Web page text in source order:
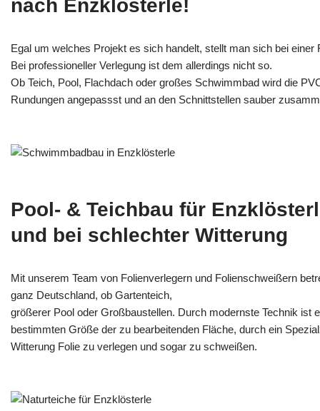
nach Enzklösterle!
Egal um welches Projekt es sich handelt, stellt man sich bei einer
Bei professioneller Verlegung ist dem allerdings nicht so.
Ob Teich, Pool, Flachdach oder großes Schwimmbad wird die
Rundungen angepassst und an den Schnittstellen sauber
Pool- & Teichbau für
und bei schlechter Witterung
Mit unserem Team von Folienverlegern und Folien­schweißern
ganz Deutschland, ob Gartenteich,
größerer Pool oder Großbaustellen. Durch modernste Technik ist
bestimmten Größe der zu bearbeitenden Fläche, durch ein
Witterung Folie zu verlegen und sogar zu schweißen.